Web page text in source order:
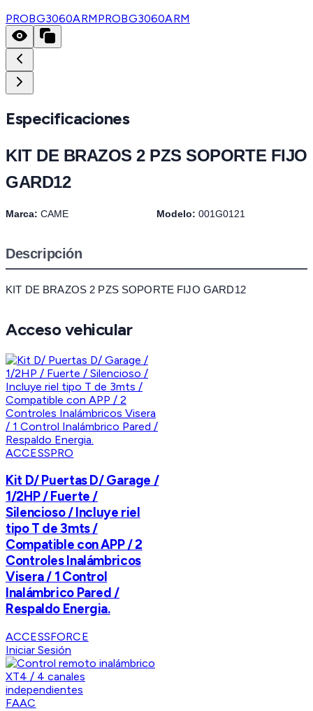
PROBG3060ARMPROBG3060ARM
Especificaciones
KIT DE BRAZOS 2 PZS SOPORTE FIJO
GARD12
Marca: CAME Modelo: 001G0121
Descripción
KIT DE BRAZOS 2 PZS SOPORTE FIJO GARD12
Acceso vehicular
ACCESSPRO
Kit D/ Puertas D/ Garage /
1/2HP / Fuerte /
Silencioso / Incluye riel
tipo T de 3mts /
Compatible con APP / 2
Controles Inalámbricos
Visera / 1 Control
Inalámbrico Pared /
Respaldo Energia.
ACCESSFORCE
Iniciar Sesión
FAAC